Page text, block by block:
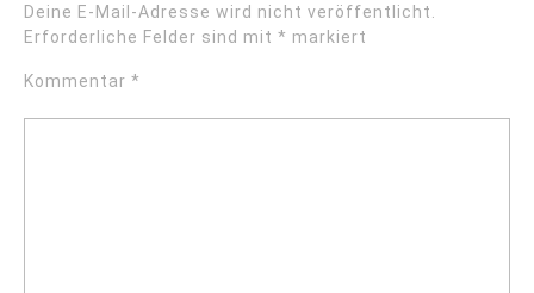
Deine E-Mail-Adresse wird nicht veröffentlicht.
Erforderliche Felder sind mit * markiert
Kommentar *